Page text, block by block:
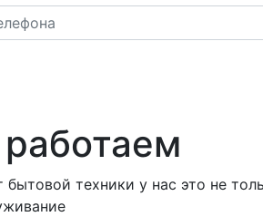
техники у нас это не